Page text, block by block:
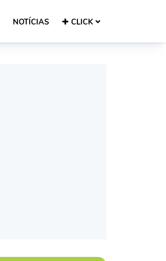
NOTÍCIAS CLICK